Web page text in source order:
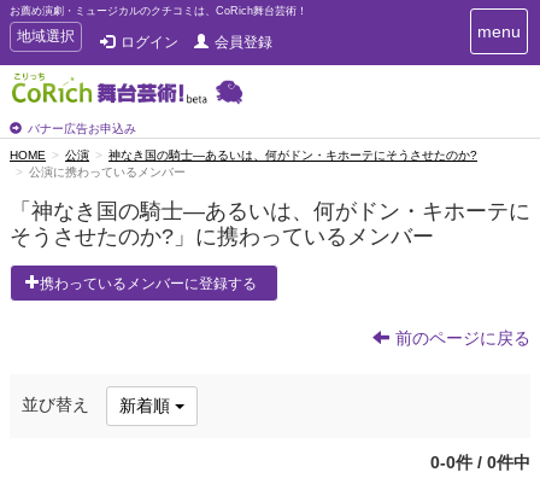
お薦め演劇・ミュージカルのクチコミは、CoRich舞台芸術！
T
o
g
g
e
n
a
v
g
i
地域選択 ログイン 会員登録
バナー広告お申込み
T
o
e
i
menu
HOME 公演
神なき国の騎士―あるいは、何がドン・キホーテにそうさせたのか?
公演に携わっているメンバー
「神なき国の騎士―あるいは、何がドン・キホーテに
そうさせたのか?」に携わっているメンバー
携わっているメンバーに登録する
前のページに戻る
並び替え 新着順
0-0件 / 0件中